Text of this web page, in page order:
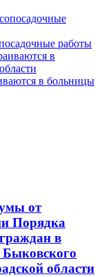
работы
в больницы
от
Порядка
в
области